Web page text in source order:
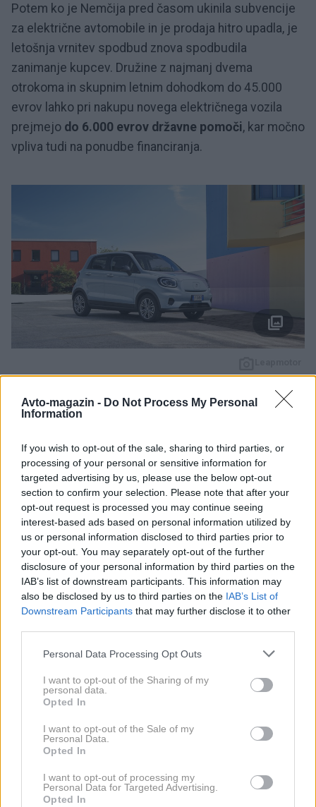
Avto-magazin - Do Not Process My Personal
Information
If you wish to opt-out of the sale, sharing to third parties, or
processing of your personal or sensitive information for
targeted advertising by us, please use the below opt-out
section to confirm your selection. Please note that after your
opt-out request is processed you may continue seeing
interest-based ads based on personal information utilized by
us or personal information disclosed to third parties prior to
your opt-out. You may separately opt-out of the further
disclosure of your personal information by third parties on the
IAB’s list of downstream participants. This information may
also be disclosed by us to third parties on the IAB’s List of
Downstream Participants that may further disclose it to other
Please note that this website/app uses one or more Google
not limited to your visit or usage behaviour. You may click to
grant or deny consent to Google and its third-party tags to
use your data for below specified purposes in below Google
consent section.
Personal Data Processing Opt Outs
I want to opt-out of the Sharing of my
personal data.
Opted In
I want to opt-out of the Sale of my
Personal Data.
Opted In
I want to opt-out of processing my
Personal Data for Targeted Advertising.
Opted In
Potem ko je Nemčija pred časom ukinila subvencije
za električne avtomobile in je prodaja hitro upadla, je
letošnja vrnitev spodbud znova spodbudila
zanimanje kupcev. Družine z najmanj dvema
otrokoma in skupnim letnim dohodkom do 45.000
evrov lahko pri nakupu novega električnega vozila
prejmejo do 6.000 evrov državne pomoči, kar močno
vpliva tudi na ponudbe financiranja.
To dobro izkorišča Leapmotor, kitajski proizvajalec
električnih avtomobilov, ki je na evropski trg vstopil s
pomočjo skupine Stellantis. Njegov najmanjši model
mesec. Leasing traja 36 mesecev in vključuje 10.000
kilometrov letne kilometrine.
Model T03 sicer stane 18.900 evrov
, po izteku
leasinga pa ga je mogoče odkupiti za 11.139 evrov
ali preprosto vrniti. Skupni strošek mesečnih obrokov
v treh letih znaša približno 1.760 evrov
, zaradi česar
gre za eno cenovno najdostopnejših ponudb
električnih avtomobilov na nemškem trgu.